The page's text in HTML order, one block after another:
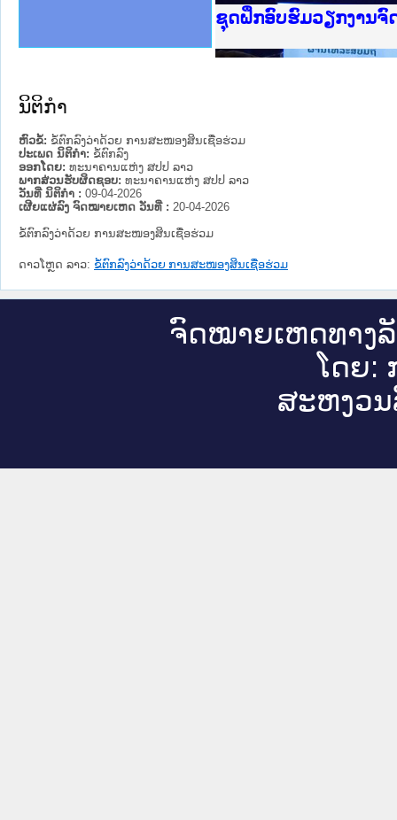
Ministry of Justice
ເຜີຍແຜ່ວັບໄຊຈົດໝາຍເ
ກະຊວງຍຸຕິທຳ
ຊຸດຝຶກອົບຮົມວຽກງານຈົ
ກອງປະຊຸມທົບທວນຄືນກ
ຝຶກອົບຮົມ ຜູ່ປະສານງາ
ຝຶກອົບຮົມ ຜູ່ປະສານງາ
ເຜີຍແຜ່ແອັບກົດໝາຍລາ
ເຜີຍແຜ່ແອັບກົດໝາຍລາ
ຍົກລະດັບວຽກງານຈົດໝ
ຊຸດຝຶກອົບຮົມວຽກງານຈົ
ນິຕິກໍາ
ຫົວຂໍ້: ຂໍ້ຕົກລົງວ່າດ້ວຍ ການສະໜອງສິນເຊື່ອຮ່ວມ
ປະເພດ ນິຕິກໍາ: ຂໍ້ຕົກລົງ
ອອກໂດຍ: ທະນາຄານແຫ່ງ ສປປ ລາວ
ພາກສ່ວນຮັບຜິດຊອບ: ທະນາຄານແຫ່ງ ສປປ ລາວ
ວັນທີ່ ນິຕິກໍາ : 09-04-2026
ເຜີຍແຜ່ລົງ ຈົດໝາຍເຫດ ວັນທີ່ : 20-04-2026
ຂໍ້ຕົກລົງວ່າດ້ວຍ ການສະໜອງສິນເຊື່ອຮ່ວມ
ດາວໂຫຼດ ລາວ: ຂໍ້ຕົກລົງວ່າດ້ວຍ ການສະໜອງສິນເຊື່ອຮ່ວມ
ຈົດ​ໝາຍ​ເຫດ​ທາງ​
ໂດຍ:
ສະ​ຫງວນ​